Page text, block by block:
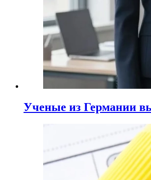
Ученые из Германии